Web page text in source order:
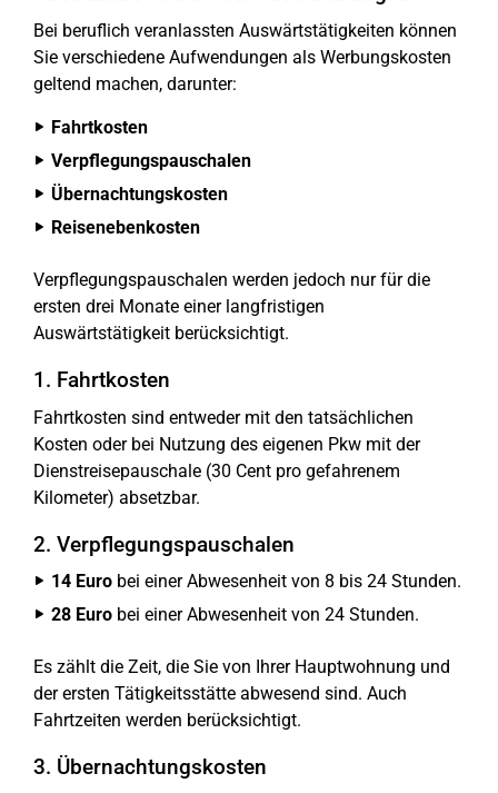
Bei beruflich veranlassten Auswärtstätigkeiten können
Sie verschiedene Aufwendungen als Werbungskosten
geltend machen, darunter:
Fahrtkosten
Verpflegungspauschalen
Übernachtungskosten
Reisenebenkosten
Verpflegungspauschalen werden jedoch nur für die
ersten drei Monate einer langfristigen
Auswärtstätigkeit berücksichtigt.
1. Fahrtkosten
Fahrtkosten sind entweder mit den tatsächlichen
Kosten oder bei Nutzung des eigenen Pkw mit der
Dienstreisepauschale (30 Cent pro gefahrenem
Kilometer) absetzbar.
2. Verpflegungspauschalen
14 Euro bei einer Abwesenheit von 8 bis 24 Stunden.
28 Euro bei einer Abwesenheit von 24 Stunden.
Es zählt die Zeit, die Sie von Ihrer Hauptwohnung und
der ersten Tätigkeitsstätte abwesend sind. Auch
Fahrtzeiten werden berücksichtigt.
3. Übernachtungskosten